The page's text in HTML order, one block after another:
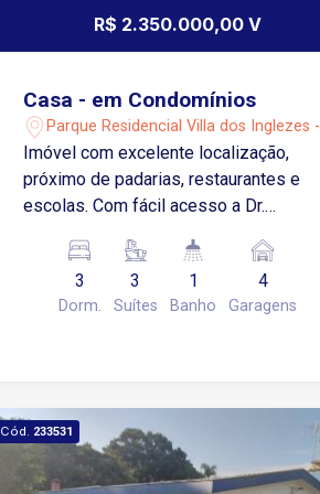
R$ 2.350.000,00 V
Casa - em Condomínios
Parque Residencial Villa dos Inglezes -
Sorocaba/SP
Imóvel com excelente localização,
próximo de padarias, restaurantes e
escolas. Com fácil acesso a Dr.
rede de fast food e supermercados.
Imóvel todo em piso porcelanato
Arquitetura moderna 3 suítes com
Sala de TV Cozinha com armário
Lavabo Banheiro Social Lavanderia com
armário Despensa 4 vagas de garagem
3
Dorm.
3
Suítes
1
Banho
4
Garagens
Cód. 233531